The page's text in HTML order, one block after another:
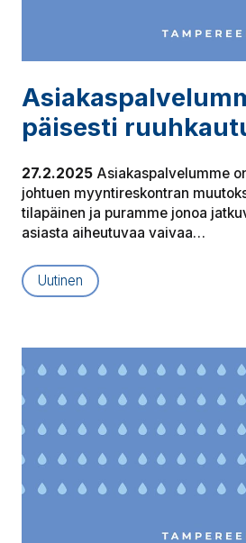
päi­ses­ti
27.2.2025 Asiakaspalvelumme
johtuen myyntireskontran
tilapäinen ja puramme jonoa
asiasta aiheutuvaa vaivaa…
Uutinen